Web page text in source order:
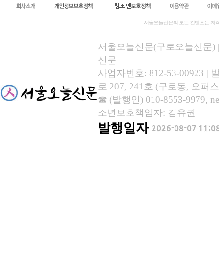
서울오늘신문의 모든 컨텐츠는 저
서울오늘신문(구로오늘신문)
신문
사업자번호: 812-53-00923 |
로 207, 241호 (구로동, 오퍼
☎ (발행인) 010-8553-9979,
소년보호책임자: 김유권
발행일자